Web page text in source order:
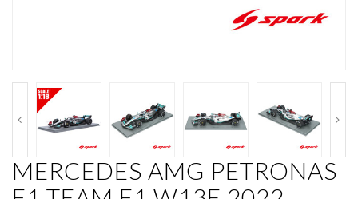
MERCEDES AMG PETRONAS